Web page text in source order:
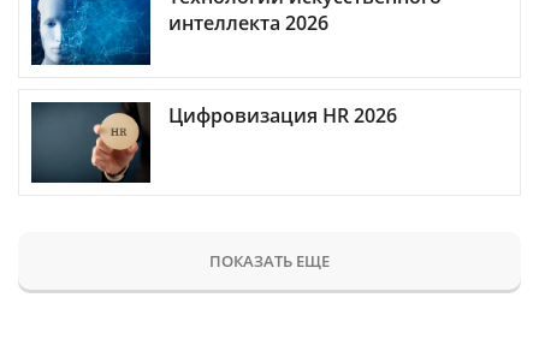
интеллекта 2026
Цифровизация HR 2026
ПОКАЗАТЬ ЕЩЕ